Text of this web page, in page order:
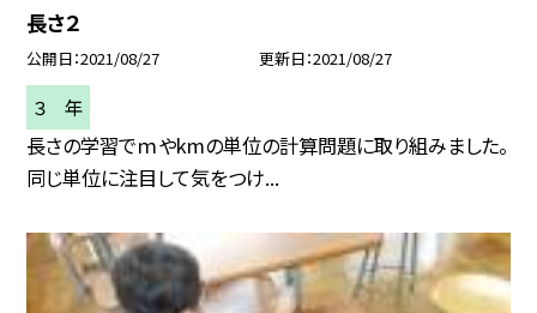
長さ２
公開日 2021/08/27 更新日 2021/08/27
３ 年
長さの学習でｍやkmの単位の計算問題に取り組みました。
同じ単位に注目して気をつけ...